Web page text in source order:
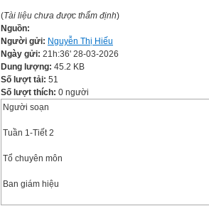
(Tài liệu chưa được thẩm định)
Nguồn:
Người gửi: Nguyễn Thị Hiếu
Ngày gửi: 21h:36' 28-03-2026
Dung lượng: 45.2 KB
Số lượt tải: 51
Số lượt thích: 0 người
Người soạn
Tuần 1-Tiết 2
Tổ chuyên môn
Ban giám hiệu